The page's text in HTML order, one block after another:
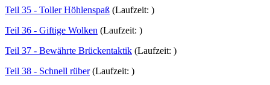
Teil 35 - Toller Höhlenspaß (Laufzeit: )
Teil 36 - Giftige Wolken (Laufzeit: )
Teil 37 - Bewährte Brückentaktik (Laufzeit: )
Teil 38 - Schnell rüber(Laufzeit: )